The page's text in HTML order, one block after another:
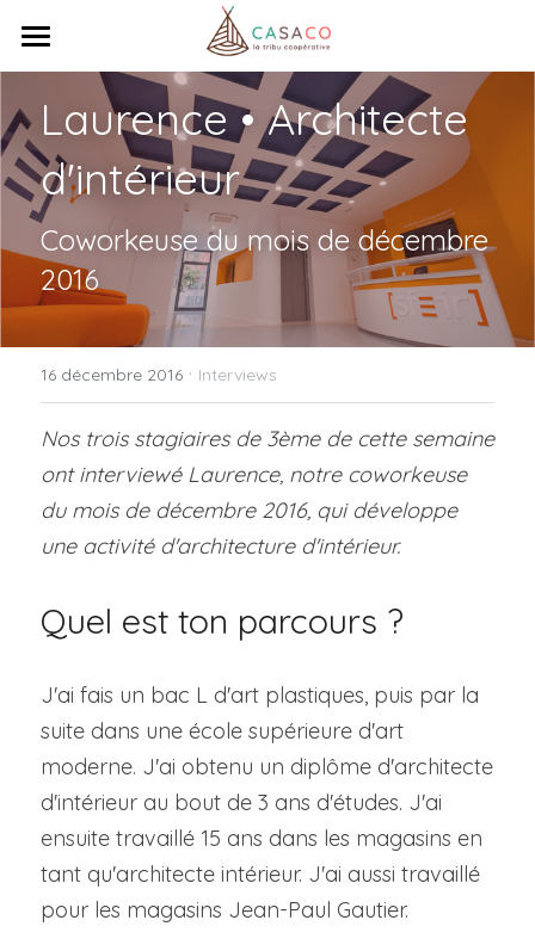
Accueil
Venez travailler
Réunissez-vous
Qui sommes-nous ?
Coopérative
Ça bouge !
Rechercher
Visitez l'espace
Laurence • Architecte
d'intérieur
Coworkeuse du mois de décembre
2016
16 décembre 2016 · Interviews
Nos trois stagiaires de 3ème de cette semaine
ont interviewé Laurence, notre coworkeuse
du mois de décembre 2016, qui développe
une activité d'architecture d'intérieur.
Quel est ton parcours ?
J'ai fais un bac L d'art plastiques, puis par la
suite dans une école supérieure d'art
moderne. J'ai obtenu un diplôme d'architecte
d'intérieur au bout de 3 ans d'études. J'ai
ensuite travaillé 15 ans dans les magasins en
tant qu'architecte intérieur. J'ai aussi travaillé
pour les magasins Jean-Paul Gautier.
LES CATÉGORIES DE LA BOUTIQUE
Toutes les catégories